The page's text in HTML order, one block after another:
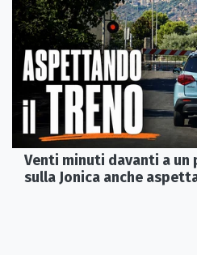
Venti minuti davanti a un
sulla Jonica anche